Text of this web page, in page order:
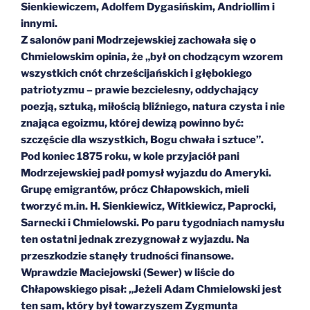
Sienkiewiczem, Adolfem Dygasińskim, Andriollim i
innymi.
Z salonów pani Modrzejewskiej zachowała się o
Chmielowskim opinia, że „był on chodzącym wzorem
wszystkich cnót chrześcijańskich i głębokiego
patriotyzmu – prawie bezcielesny, oddychający
poezją, sztuką, miłością bliźniego, natura czysta i nie
znająca egoizmu, której dewizą powinno być:
szczęście dla wszystkich, Bogu chwała i sztuce”.
Pod koniec 1875 roku, w kole przyjaciół pani
Modrzejewskiej padł pomysł wyjazdu do Ameryki.
Grupę emigrantów, prócz Chłapowskich, mieli
tworzyć m.in. H. Sienkiewicz, Witkiewicz, Paprocki,
Sarnecki i Chmielowski. Po paru tygodniach namysłu
ten ostatni jednak zrezygnował z wyjazdu. Na
przeszkodzie stanęły trudności finansowe.
Wprawdzie Maciejowski (Sewer) w liście do
Chłapowskiego pisał: „Jeżeli Adam Chmielowski jest
ten sam, który był towarzyszem Zygmunta